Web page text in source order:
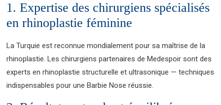
1. Expertise des chirurgiens spécialisés
en rhinoplastie féminine
La Turquie est reconnue mondialement pour sa maîtrise de la
rhinoplastie. Les chirurgiens partenaires de Medespoir sont des
experts en rhinoplastie structurelle et ultrasonique — techniques
indispensables pour une Barbie Nose réussie.